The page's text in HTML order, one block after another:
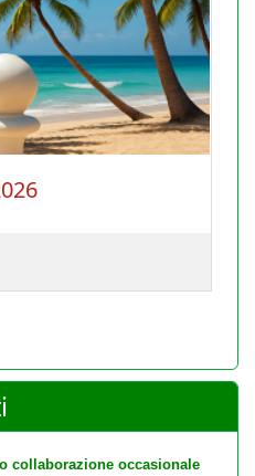
collaborazione occasionale